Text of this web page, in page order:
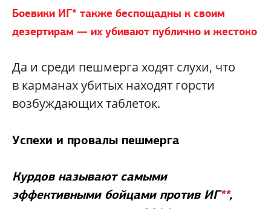
Боевики ИГ* также беспощадны к своим
дезертирам — их убивают публично и жестоко
Да и среди пешмерга ходят слухи, что
в карманах убитых находят горсти
возбуждающих таблеток.
Успехи и провалы пешмерга
Курдов называют самыми
эффективными бойцами против ИГ**,